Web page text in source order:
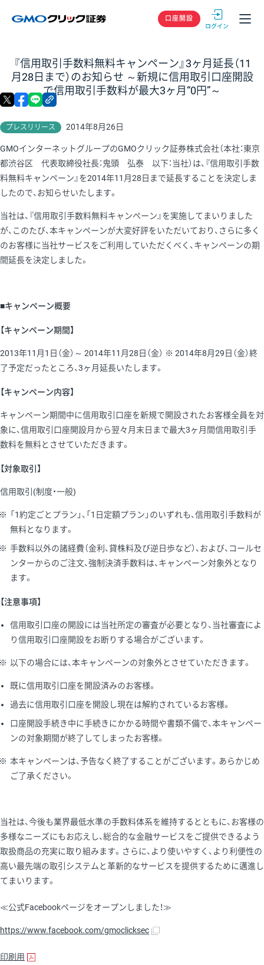
GMOクリック
口座開設
『信用取引手数料無料キャンペーン』3ヶ月延長（11
月28日まで）のお知らせ ～新規に信用取引口座開設
で信用取引手数料が最大3ヶ月“0円”～
プレスリリース 2014年8月26日
X facebook
GMOインターネットグループのGMOクリック証券株式会社（本社：東京
都渋谷区 代表取締役社長：鬼頭 弘泰 以下：当社）は、『信用取引手数
料無料キャンペーン』を2014年11月28日まで延長することを決定しま
したので、お知らせいたします。
当社は、『信用取引手数料無料キャンペーン』を実施してまいりました
が、このたび、本キャンペーンが大変好評をいただいており、さらに多く
のお客様に当社サービスをご利用していただくべく、キャンペーンの期
間延長を決定しました。
■キャンペーン概要
【キャンペーン期間】
2013年11月1日（金）～ 2014年11月28日（金） ※ 2014年8月29日（金）終
了予定だったところ、3ヶ月延長いたします。
【キャンペーン内容】
キャンペーン期間中に信用取引口座を新規で開設されたお客様全員を対
象に、信用取引口座開設月から翌々月末日まで最大3ヶ月間信用取引手
数料を無料とさせていただきます。
【対象取引】
信用取引(制度・一般)
「1約定ごとプラン」、「1日定額プラン」のいずれも、信用取引手数料が
無料となります。
手数料以外の諸経費（金利、貸株料及び逆日歩など）、および、コールセ
ンターからのご注文、強制決済手数料は、キャンペーン対象外となり
ます。
【注意事項】
信用取引口座の開設には当社所定の審査が必要となり、当社審査によ
り信用取引口座開設をお断りする場合がございます。
以下の場合には、本キャンペーンの対象外とさせていただきます。
既に信用取引口座を開設済みのお客様。
過去に信用取引口座を開設し現在は解約されているお客様。
口座開設手続き中に手続きにかかる時間や書類不備で、本キャンペー
ンの対象期間が終了してしまったお客様。
本キャンペーンは、予告なく終了することがございます。あらかじめ
ご了承ください。
当社は、今後も業界最低水準の手数料体系を維持するとともに、お客様の
多様なニーズにもお応えし、総合的な金融サービスをご提供できるよう
取扱商品の充実に取り組みます。さらに、より使いやすく、より利便性の
高い最先端の取引システムと革新的なサービスを提供するために邁進し
てまいります。
≪公式Facebookページをオープンしました！≫
https://www.facebook.com/gmoclicksec
印刷用